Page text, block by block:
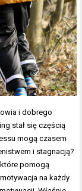
i dobrego
stał się częścią
mogą czasem
i stagnacją?
pomogą
na każdy